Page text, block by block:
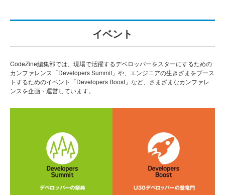
イベント
CodeZine編集部では、現場で活躍するデベロッパーをスターにするための
カンファレンス「Developers Summit」や、エンジニアの生きざまをブース
トするためのイベント「Developers Boost」など、さまざまなカンファレ
ンスを企画・運営しています。